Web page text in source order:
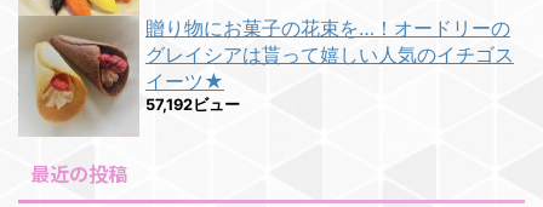
贈り物にお菓子の花束を…！オードリーの
グレイシアは貰って嬉しい人気のイチゴス
イーツ★
57,192ビュー
最近の投稿